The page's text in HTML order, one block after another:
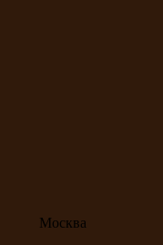
Москва